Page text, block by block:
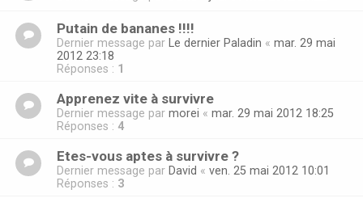
Putain de bananes !!!!
Dernier message par Le dernier Paladin « mar. 29 mai
2012 23:18
Réponses : 1
Apprenez vite à survivre
Dernier message par morei « mar. 29 mai 2012 18:25
Réponses : 4
Etes-vous aptes à survivre ?
Dernier message par David « ven. 25 mai 2012 10:01
Réponses : 3